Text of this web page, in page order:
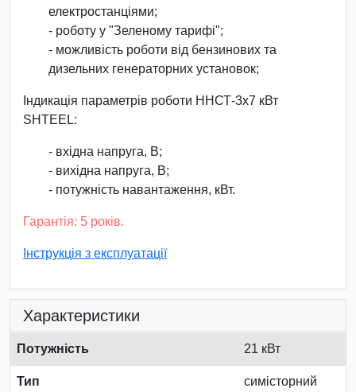
електростанціями;
- роботу у "Зеленому тарифі";
- можливість роботи від бензинових та
дизельних генераторних установок;
Індикація параметрів роботи ННСТ-3х7 кВт
SHTEEL:
- вхідна напруга, В;
- вихідна напруга, В;
- потужність навантаження, кВт.
Гарантія: 5 років.
Інструкція з експлуатації
Характеристики
Потужність 21 кВт
Тип
симісторний